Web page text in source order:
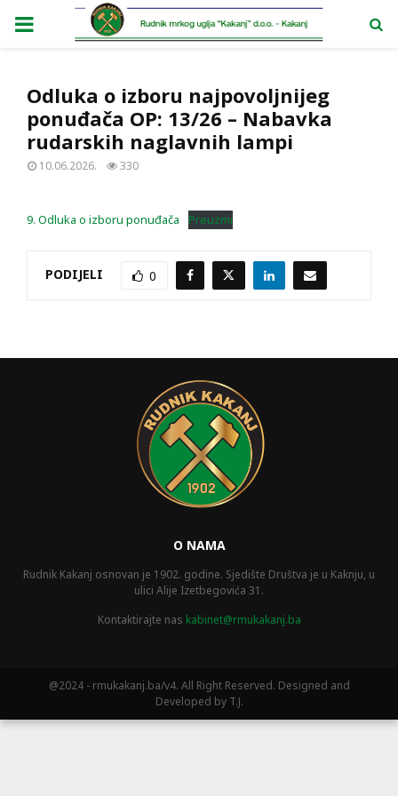
PRIMARY
Odluka o izboru najpovoljnijeg
ponuđača OP: 13/26 – Nabavka
rudarskih naglavnih lampi
10.06.2026. 330
9. Odluka o izboru ponuđača Preuzmi
PODIJELI 0
O NAMA
Rudnik Kakanj osnovan je 1902. godine. Sjedište Društva je u Kaknju, u
ulici Alije Izetbegovića 31.
Kontaktirajte nas kabinet@rmukakanj.ba
@2024 - rmukakanj.ba/v4. All Right Reserved. Designed and
Developed by T.J.